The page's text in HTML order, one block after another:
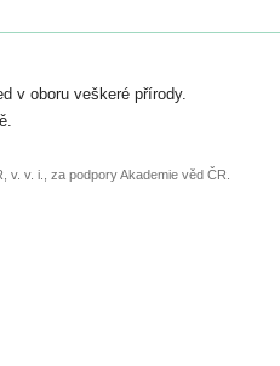
září.
nebo
v oboru veškeré přírody.
v. v. i., za podpory Akademie věd ČR.